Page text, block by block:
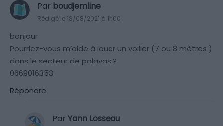
Par boudjemline
Rédigé le 18/08/2021 à 1h00
bonjour
Pourriez-vous m’aide à louer un voilier (7 ou 8 mètres )
dans le secteur de palavas ?
0669016353
Répondre
Par Yann Losseau